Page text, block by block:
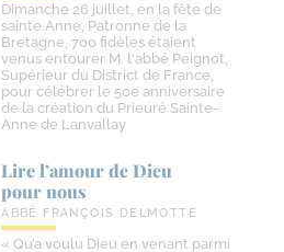
Dimanche 26 juillet, en la fête de
sainte Anne, Patronne de la
Bretagne, 700 fidèles étaient
venus entourer M. l'abbé Peignot,
Supérieur du District de France,
pour célébrer le 50e anniversaire
de la création du Prieuré Sainte-
Anne de Lanvallay
Lire l’amour de Dieu
pour nous
ABBÉ FRANÇOIS DELMOTTE
« Qu’a voulu Dieu en venant parmi